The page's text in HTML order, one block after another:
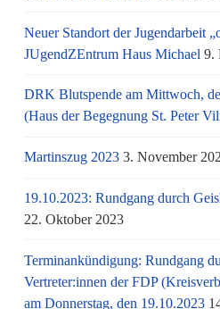
Neuer Standort der Jugendarbeit
JUgendZEntrum Haus Michael 9.
DRK Blutspende am Mittwoch,
(Haus der Begegnung St. Peter
Martinszug 2023 3. November
19.10.2023: Rundgang durch
22. Oktober 2023
Terminankündigung: Rundgang
Vertreter:innen der FDP
am Donnerstag, den 19.10.2023